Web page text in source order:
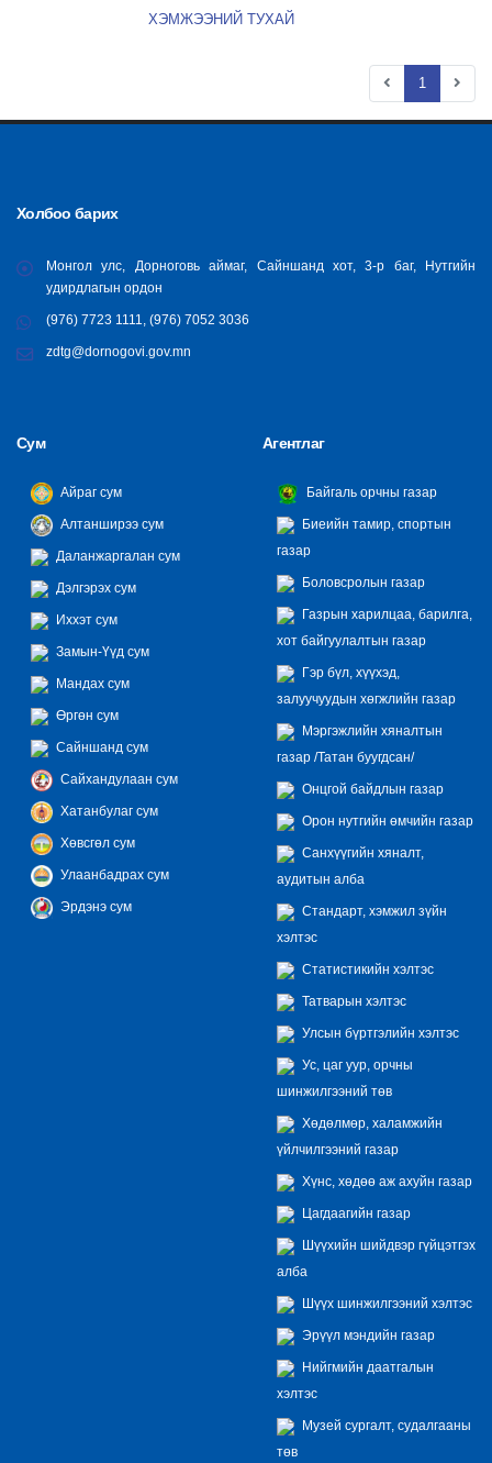
ХЭМЖЭЭНИЙ ТУХАЙ
1
Холбоо барих
Монгол улс, Дорноговь аймаг, Сайншанд хот, 3-р баг, Нутгийн
удирдлагын ордон
(976) 7723 1111, (976) 7052 3036
zdtg@dornogovi.gov.mn
Сум
Айраг сум
Алтанширээ сум
Даланжаргалан сум
Дэлгэрэх сум
Иххэт сум
Замын-Үүд сум
Мандах сум
Өргөн сум
Сайншанд сум
Сайхандулаан сум
Хатанбулаг сум
Хөвсгөл сум
Улаанбадрах сум
Эрдэнэ сум
Агентлаг
Байгаль орчны газар
Биеийн тамир, спортын
газар
Боловсролын газар
Газрын харилцаа, барилга,
хот байгуулалтын газар
Гэр бүл, хүүхэд,
залуучуудын хөгжлийн газар
Мэргэжлийн хяналтын
газар /Татан буугдсан/
Онцгой байдлын газар
Орон нутгийн өмчийн газар
Санхүүгийн хяналт,
аудитын алба
Стандарт, хэмжил зүйн
хэлтэс
Статистикийн хэлтэс
Татварын хэлтэс
Улсын бүртгэлийн хэлтэс
Ус, цаг уур, орчны
шинжилгээний төв
Хөдөлмөр, халамжийн
үйлчилгээний газар
Хүнс, хөдөө аж ахуйн газар
Цагдаагийн газар
Шүүхийн шийдвэр гүйцэтгэх
алба
Шүүх шинжилгээний хэлтэс
Эрүүл мэндийн газар
Нийгмийн даатгалын
хэлтэс
Музей сургалт, судалгааны
төв